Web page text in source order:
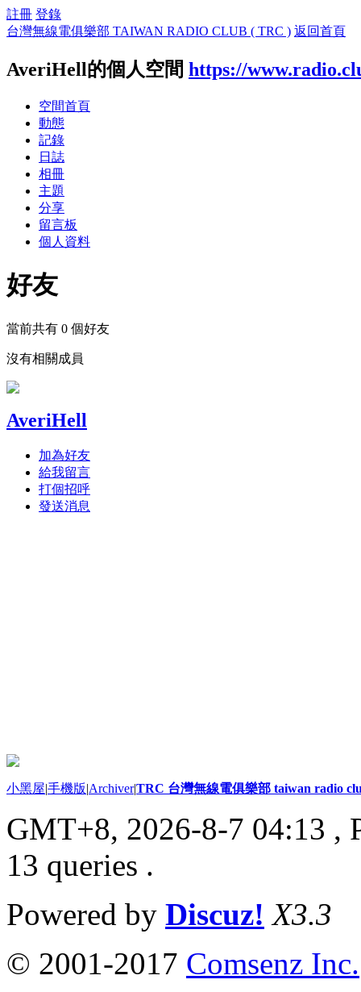
註冊 登錄
台灣無線電俱樂部 TAIWAN RADIO CLUB ( TRC ) 返回首頁
AveriHell的個人空間 https://
空間首頁
動態
記錄
日誌
相冊
主題
分享
留言板
個人資料
好友
當前共有 0 個好友
沒有相關成員
AveriHell
加為好友
給我留言
打個招呼
發送消息
小黑屋|手機版|Archiver|TRC 台灣無線電俱樂部 taiwan radio
GMT+8, 2026-8-7 04:13 ,
13 queries .
Powered by Discuz! X3.3
© 2001-2017 Comsenz Inc.